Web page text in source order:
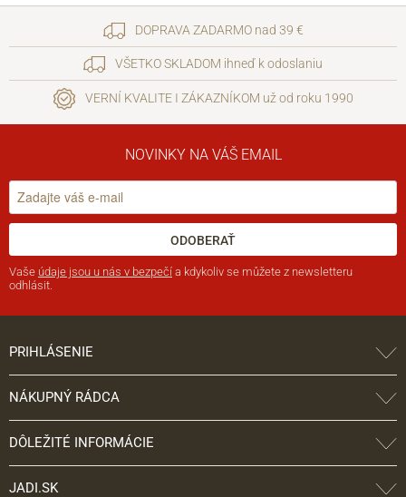
DOPRAVA ZADARMO nad 39 €
VŠETKO SKLADOM ihneď k odoslaniu
VERNÍ KVALITE I ZÁKAZNÍKOM už od roku 1990
NOVINKY NA VÁŠ EMAIL
ODOBERAŤ
Vaše údaje jsou u nás v bezpečí a kdykoliv se můžete z newsletteru
odhlásit.
PRIHLÁSENIE
NÁKUPNÝ RÁDCA
DÔLEŽITÉ INFORMÁCIE
JADI.SK